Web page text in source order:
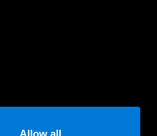
Allow all